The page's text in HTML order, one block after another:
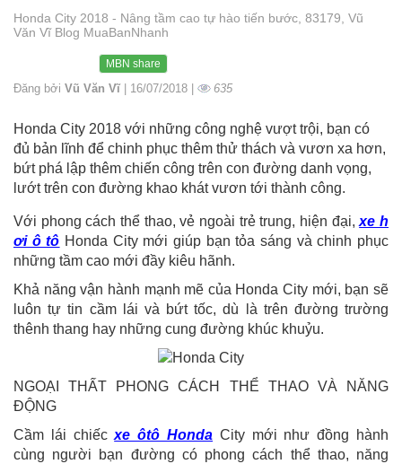
Honda City 2018 - Nâng tầm cao tự hào tiến bước, 83179, Vũ
Văn Vĩ Blog MuaBanNhanh
MBN share
Đăng bởi Vũ Văn Vĩ| 16/07/2018 | 635
Honda City 2018 với những công nghệ vượt trội, bạn có
đủ bản lĩnh để chinh phục thêm thử thách và vươn xa hơn,
bứt phá lập thêm chiến công trên con đường danh vọng,
lướt trên con đường khao khát vươn tới thành công.
Với phong cách thể thao, vẻ ngoài trẻ trung, hiện đại,xe h
ơi ô tô Honda City mới giúp bạn tỏa sáng và chinh phục
những tầm cao mới đầy kiêu hãnh.
Khả năng vận hành mạnh mẽ của Honda City mới, bạn sẽ
luôn tự tin cầm lái và bứt tốc, dù là trên đường trường
thênh thang hay những cung đường khúc khuỷu.
NGOẠI THẤT PHONG CÁCH THỂ THAO VÀ NĂNG
ĐỘNG
Cầm lái chiếcxe ôtô Honda City mới như đồng hành
cùng người bạn đường có phong cách thể thao, năng